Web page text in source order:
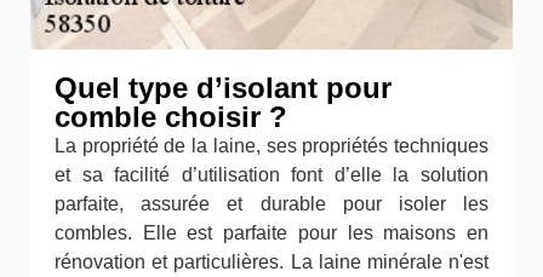
Quel type d’isolant pour
comble choisir ?
La propriété de la laine, ses propriétés techniques
et sa facilité d’utilisation font d’elle la solution
parfaite, assurée et durable pour isoler les
combles. Elle est parfaite pour les maisons en
rénovation et particulières. La laine minérale n'est